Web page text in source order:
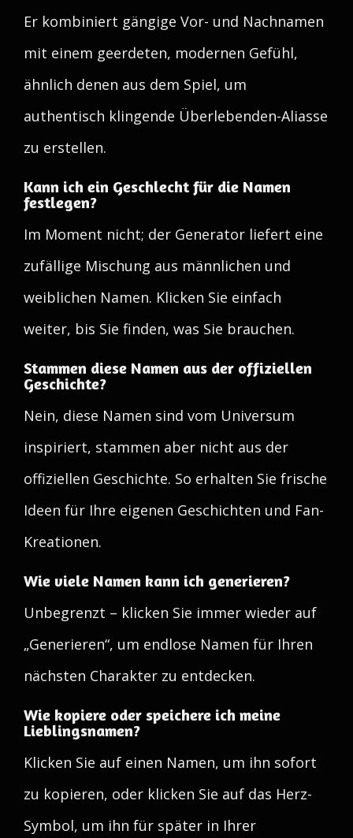
Er kombiniert gängige Vor- und Nachnamen
mit einem geerdeten, modernen Gefühl,
ähnlich denen aus dem Spiel, um
authentisch klingende Überlebenden-Aliasse
zu erstellen.
Kann ich ein Geschlecht für die Namen
festlegen?
Im Moment nicht; der Generator liefert eine
zufällige Mischung aus männlichen und
weiblichen Namen. Klicken Sie einfach
weiter, bis Sie finden, was Sie brauchen.
Stammen diese Namen aus der offiziellen
Geschichte?
Nein, diese Namen sind vom Universum
inspiriert, stammen aber nicht aus der
offiziellen Geschichte. So erhalten Sie frische
Ideen für Ihre eigenen Geschichten und Fan-
Kreationen.
Wie viele Namen kann ich generieren?
Unbegrenzt – klicken Sie immer wieder auf
„Generieren“, um endlose Namen für Ihren
nächsten Charakter zu entdecken.
Wie kopiere oder speichere ich meine
Lieblingsnamen?
Klicken Sie auf einen Namen, um ihn sofort
zu kopieren, oder klicken Sie auf das Herz-
Symbol, um ihn für später in Ihrer